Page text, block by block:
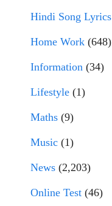
Hindi Song Lyrics
Home Work (648)
Information (34)
Lifestyle (1)
Maths (9)
Music (1)
News (2,203)
Online Test (46)